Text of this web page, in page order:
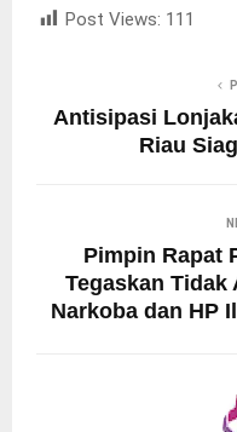
Post Views: 111
Antisipasi
Riau
Pimpin Rapat
Tegaskan Tidak
Narkoba dan HP